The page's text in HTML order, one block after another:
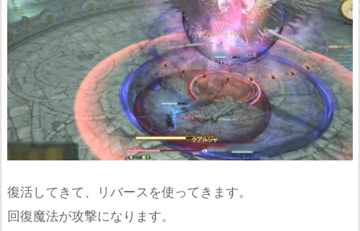
復活してきて、リバースを使ってきます。
回復魔法が攻撃になります。